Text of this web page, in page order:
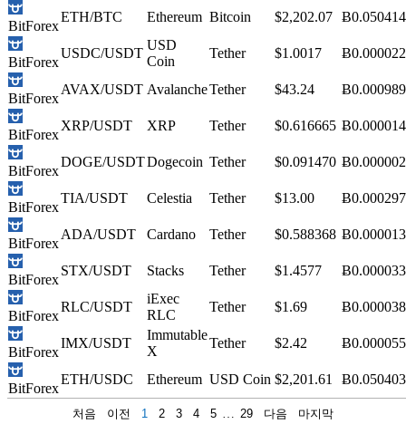
BitForex
ETH/BTC Ethereum Bitcoin $2,202.07
BitForex
USDC/USDT
USD
Coin
Tether $1.0017
BitForex
AVAX/USDT AvalancheTether $43.24
BitForex
XRP/USDT XRP Tether $0.616665
BitForex
DOGE/USDTDogecoin Tether $0.091470
BitForex
TIA/USDT Celestia Tether $13.00
BitForex
ADA/USDT Cardano Tether $0.588368
BitForex
STX/USDT Stacks Tether $1.4577
BitForex
RLC/USDT
iExec
RLC
Tether $1.69
BitForex
IMX/USDT
Immutable
X
Tether $2.42
BitForex
ETH/USDC Ethereum USD Coin $2,201.61
처음 이전 1 2 3 4 5 29 다음 마지막